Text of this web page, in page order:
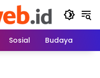
Sosial Budaya